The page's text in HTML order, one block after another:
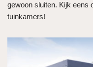
gewoon sluiten. Kijk eens
tuinkamers!